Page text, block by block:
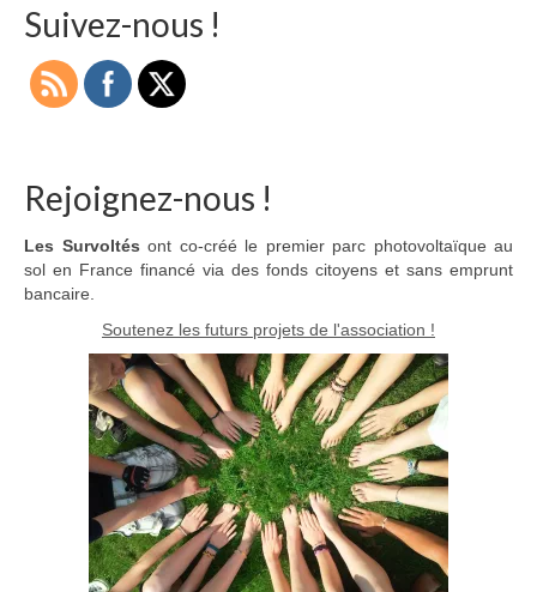
Suivez-nous !
Rejoignez-nous !
Les Survoltés ont co-créé le premier parc photovoltaïque au
sol en France financé via des fonds citoyens et sans emprunt
bancaire.
Soutenez les futurs projets de l'association !